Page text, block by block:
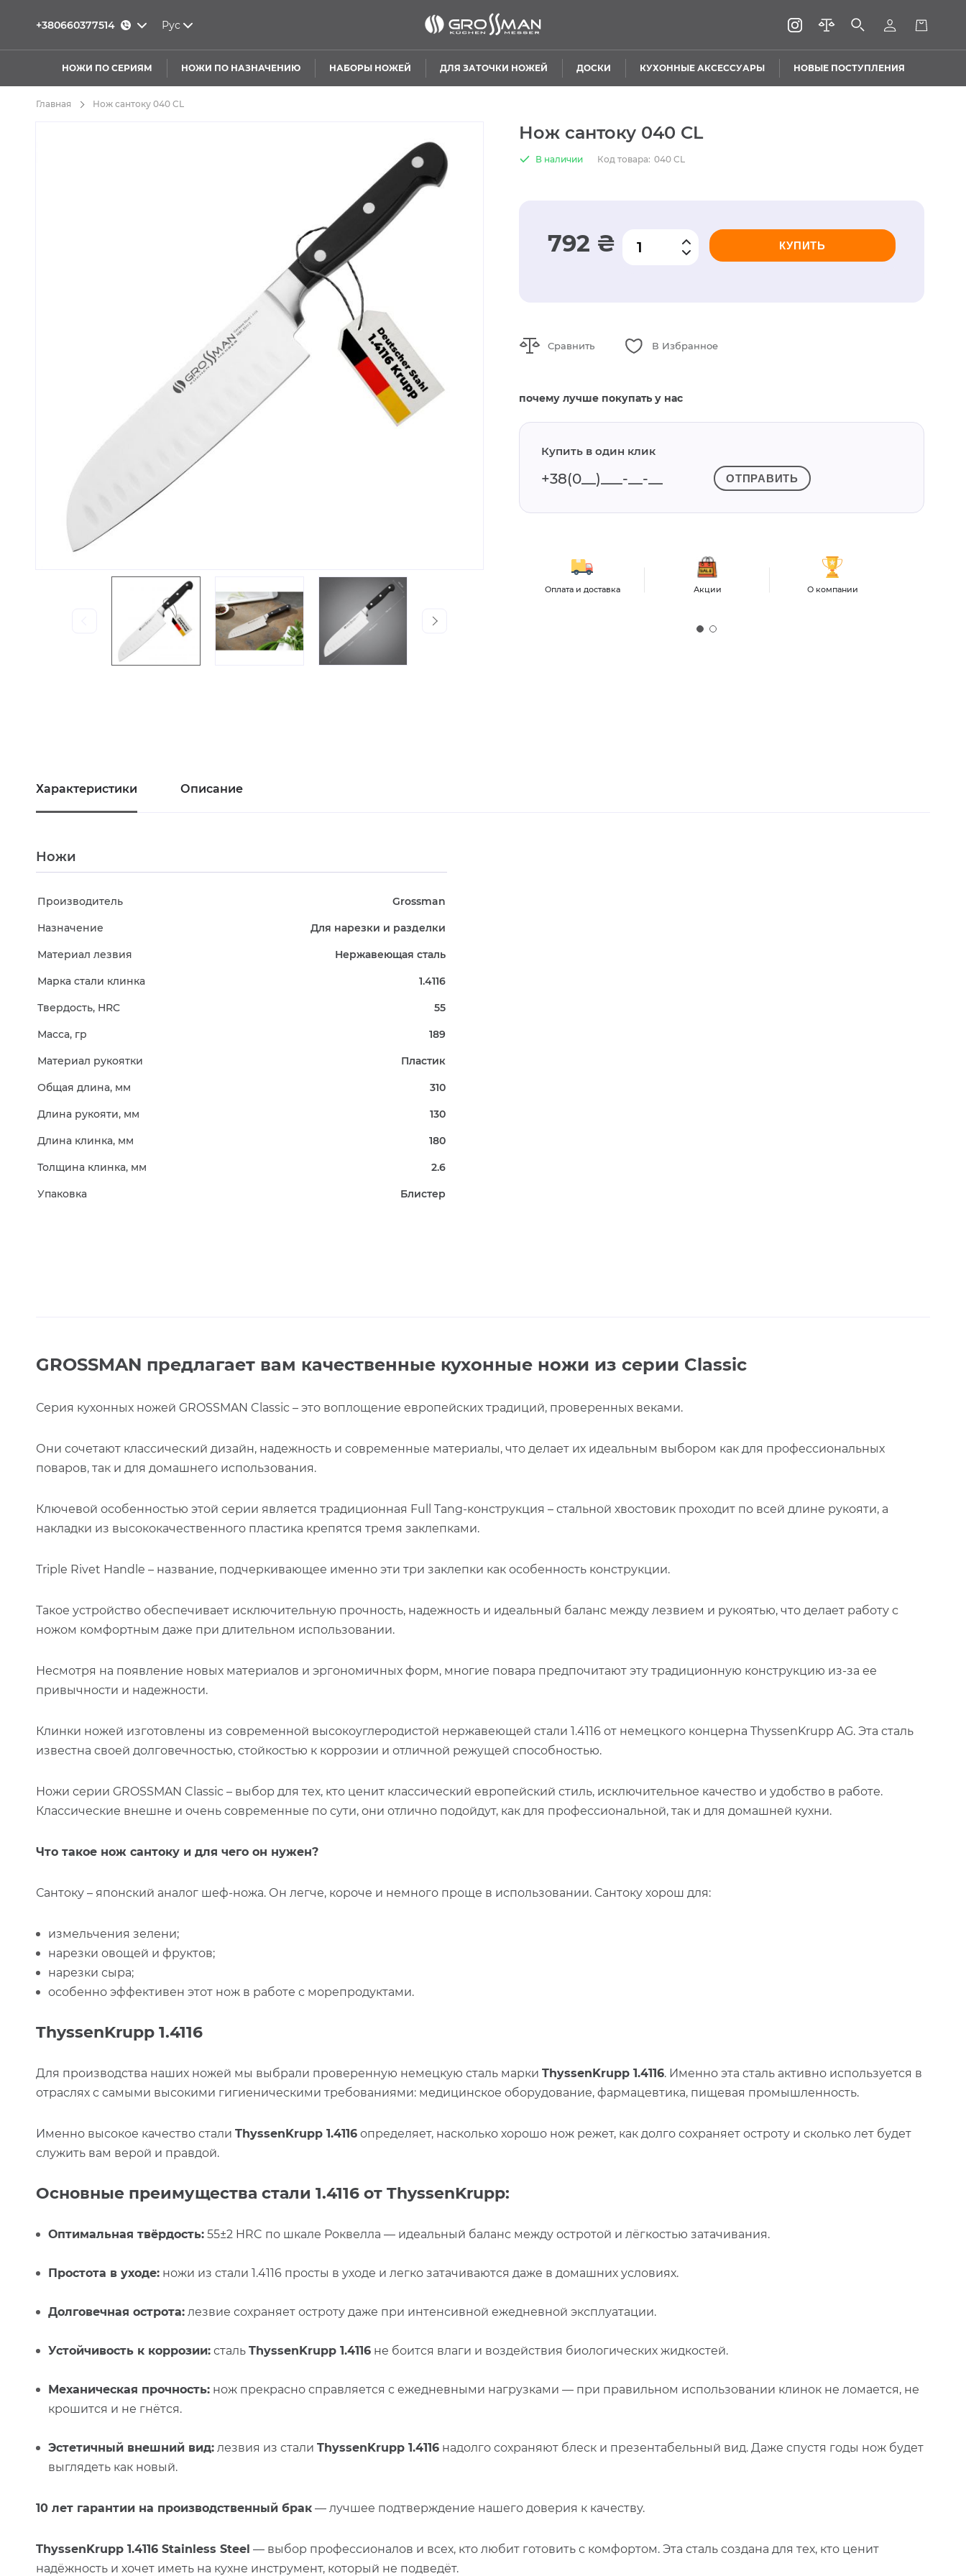
+380660377514 Рус
НОЖИ ПО СЕРИЯМ НОЖИ ПО НАЗНАЧЕНИЮ НАБОРЫ НОЖЕЙ ДЛЯ ЗАТОЧКИ НОЖЕЙ ДОСКИ КУХОННЫЕ АКСЕССУАРЫ НОВЫЕ ПОСТУПЛЕНИЯ
Главная Нож сантоку 040 CL
Нож сантоку 040 CL
В наличии Код товара: 040 CL
792 ₴ КУПИТЬ
Сравнить В Избранное
почему лучше покупать у нас
Купить в один клик
ОТПРАВИТЬ
Контакты и график
Статьи и обзоры Оплата и доставка Акции О компании
Характеристики
Ножи
Производитель Grossman
Назначение Для нарезки и разделки
Материал лезвия Нержавеющая сталь
Марка стали клинка 1.4116
Твердость, HRC 55
Масса, гр 189
Материал рукоятки Пластик
Общая длина, мм 310
Длина рукояти, мм 130
Длина клинка, мм 180
Толщина клинка, мм 2.6
Упаковка Блистер
Описание
GROSSMAN предлагает вам качественные кухонные ножи из серии Classic
Серия кухонных ножей GROSSMAN Classic – это воплощение европейских традиций, проверенных веками.
Они сочетают классический дизайн, надежность и современные материалы, что делает их идеальным выбором как для профессиональных
поваров, так и для домашнего использования.
Ключевой особенностью этой серии является традиционная Full Tang-конструкция – стальной хвостовик проходит по всей длине рукояти, а
накладки из высококачественного пластика крепятся тремя заклепками.
Triple Rivet Handle – название, подчеркивающее именно эти три заклепки как особенность конструкции.
Такое устройство обеспечивает исключительную прочность, надежность и идеальный баланс между лезвием и рукоятью, что делает работу с
ножом комфортным даже при длительном использовании.
Несмотря на появление новых материалов и эргономичных форм, многие повара предпочитают эту традиционную конструкцию из-за ее
привычности и надежности.
Клинки ножей изготовлены из современной высокоуглеродистой нержавеющей стали 1.4116 от немецкого концерна ThyssenKrupp AG. Эта сталь
известна своей долговечностью, стойкостью к коррозии и отличной режущей способностью.
Ножи серии GROSSMAN Classic – выбор для тех, кто ценит классический европейский стиль, исключительное качество и удобство в работе.
Классические внешне и очень современные по сути, они отлично подойдут, как для профессиональной, так и для домашней кухни.
Что такое нож сантоку и для чего он нужен?
Сантоку – японский аналог шеф-ножа. Он легче, короче и немного проще в использовании. Сантоку хорош для:
измельчения зелени;
нарезки овощей и фруктов;
нарезки сыра;
особенно эффективен этот нож в работе с морепродуктами.
ThyssenKrupp 1.4116
Для производства наших ножей мы выбрали проверенную немецкую сталь марки ThyssenKrupp 1.4116. Именно эта сталь активно используется в
отраслях с самыми высокими гигиеническими требованиями: медицинское оборудование, фармацевтика, пищевая промышленность.
Именно высокое качество стали ThyssenKrupp 1.4116 определяет, насколько хорошо нож режет, как долго сохраняет остроту и сколько лет будет
служить вам верой и правдой.
Основные преимущества стали 1.4116 от ThyssenKrupp:
Оптимальная твёрдость: 55±2 HRC по шкале Роквелла — идеальный баланс между остротой и лёгкостью затачивания.
Простота в уходе: ножи из стали 1.4116 просты в уходе и легко затачиваются даже в домашних условиях.
Долговечная острота: лезвие сохраняет остроту даже при интенсивной ежедневной эксплуатации.
Устойчивость к коррозии: сталь ThyssenKrupp 1.4116 не боится влаги и воздействия биологических жидкостей.
Механическая прочность: нож прекрасно справляется с ежедневными нагрузками — при правильном использовании клинок не ломается, не
крошится и не гнётся.
Эстетичный внешний вид: лезвия из стали ThyssenKrupp 1.4116 надолго сохраняют блеск и презентабельный вид. Даже спустя годы нож будет
выглядеть как новый.
10 лет гарантии на производственный брак — лучшее подтверждение нашего доверия к качеству.
ThyssenKrupp 1.4116 Stainless Steel — выбор профессионалов и всех, кто любит готовить с комфортом. Эта сталь создана для тех, кто ценит
надёжность и хочет иметь на кухне инструмент, который не подведёт.